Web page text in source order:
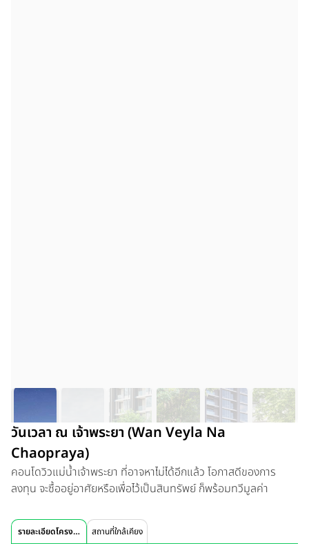
วันเวลา ณ เจ้าพระยา (Wan Veyla Na
Chaopraya)
คอนโดวิวแม่น้ำเจ้าพระยา ที่อาจหาไม่ได้อีกแล้ว โอกาสดีของการ
ลงทุน จะซื้ออยู่อาศัยหรือเพื่อไว้เป็นสินทรัพย์ ก็พร้อมทวีมูลค่า
รายละเอียดโครงการ สถานที่ใกล้เคียง